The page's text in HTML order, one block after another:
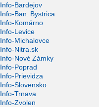
Info-Bardejov
Info-Ban. Bystrica
Info-Komárno
Info-Levice
Info-Michalovce
Info-Nitra.sk
Info-Nové Zámky
Info-Poprad
Info-Prievidza
Info-Slovensko
Info-Trnava
Info-Zvolen